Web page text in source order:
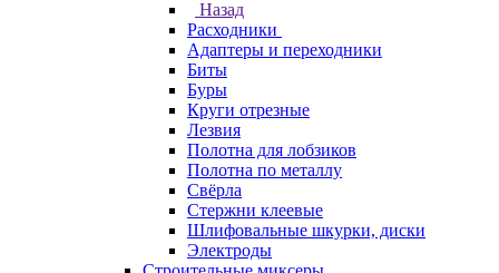
Назад
Расходники
Адаптеры и переходники
Биты
Буры
Круги отрезные
Лезвия
Полотна для лобзиков
Полотна по металлу
Свёрла
Стержни клеевые
Шлифовальные шкурки, диски
Электроды